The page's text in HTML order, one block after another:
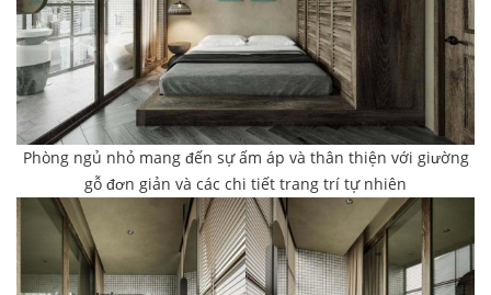
Phòng ngủ nhỏ mang đến sự ấm áp và thân thiện với giường
gỗ đơn giản và các chi tiết trang trí tự nhiên